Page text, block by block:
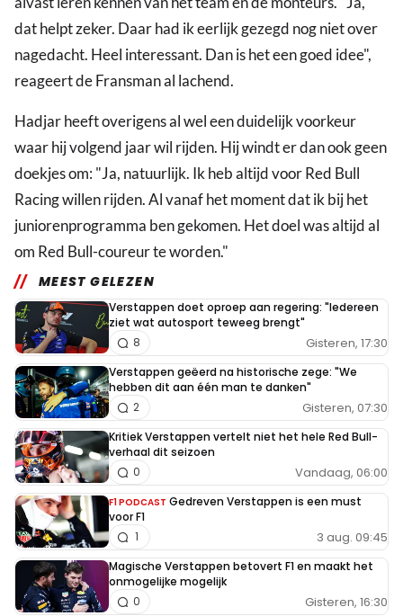
dat helpt zeker. Daar had ik eerlijk gezegd nog niet over
nagedacht. Heel interessant. Dan is het een goed idee",
reageert de Fransman al lachend.
Hadjar heeft overigens al wel een duidelijk voorkeur
waar hij volgend jaar wil rijden. Hij windt er dan ook geen
doekjes om: "Ja, natuurlijk. Ik heb altijd voor Red Bull
Racing willen rijden. Al vanaf het moment dat ik bij het
juniorenprogramma ben gekomen. Het doel was altijd al
om Red Bull-coureur te worden."
MEEST GELEZEN
Verstappen doet oproep aan regering: "Iedereen
ziet wat autosport teweeg brengt"
Gisteren, 17:30
8
Verstappen geëerd na historische zege: "We
hebben dit aan één man te danken"
Gisteren, 07:30
2
Kritiek Verstappen vertelt niet het hele Red Bull-
verhaal dit seizoen
Vandaag, 06:00
0
F1 PODCAST Gedreven Verstappen is een must
voor F1
3 aug. 09:45
1
Magische Verstappen betovert F1 en maakt het
onmogelijke mogelijk
Gisteren, 16:30
0